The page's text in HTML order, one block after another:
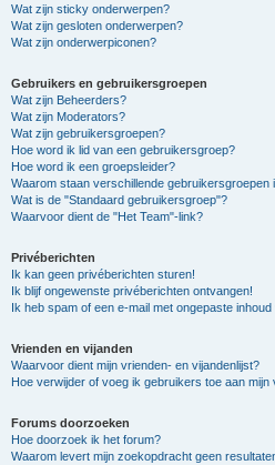
Wat zijn sticky onderwerpen?
Wat zijn gesloten onderwerpen?
Wat zijn onderwerpiconen?
Gebruikers en gebruikersgroepen
Wat zijn Beheerders?
Wat zijn Moderators?
Wat zijn gebruikersgroepen?
Hoe word ik lid van een gebruikersgroep?
Hoe word ik een groepsleider?
Waarom staan verschillende gebruikersgroepen
Wat is de "Standaard gebruikersgroep"?
Waarvoor dient de "Het Team"-link?
Privéberichten
Ik kan geen privéberichten sturen!
Ik blijf ongewenste privéberichten ontvangen!
Ik heb spam of een e-mail met ongepaste
Vrienden en vijanden
Waarvoor dient mijn vrienden- en vijandenlijst?
Hoe verwijder of voeg ik gebruikers toe aan mijn
Forums doorzoeken
Hoe doorzoek ik het forum?
Waarom levert mijn zoekopdracht geen